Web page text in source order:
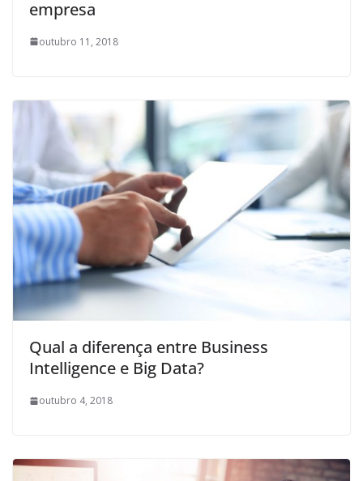
empresa
outubro 11, 2018
Qual a diferença entre Business
Intelligence e Big Data?
outubro 4, 2018